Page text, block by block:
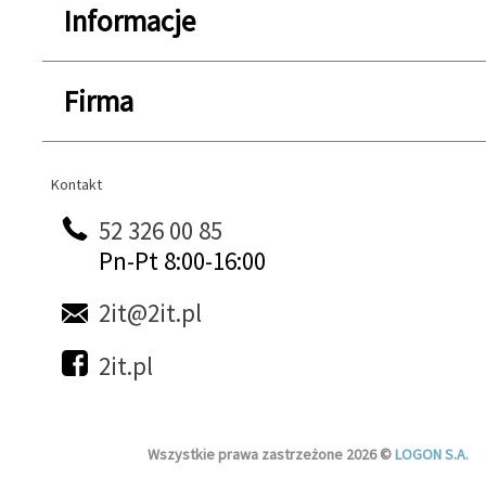
Informacje
Firma
Kontakt
Kontakt
52 326 00 85
Pn-Pt 8:00-16:00
2it@2it.pl
2it.pl
Wszystkie prawa zastrzeżone 2026 ©LOGON S.A.